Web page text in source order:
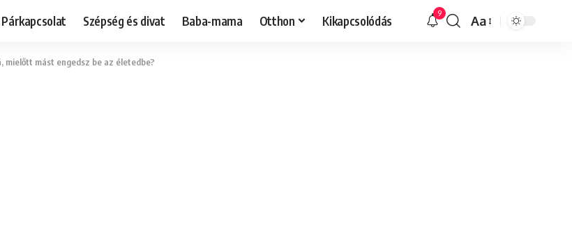
Szépség és divat Baba-mama Otthon Kikapcsolódás 9
Font
Aa
mielőtt mást engedsz be az életedbe?